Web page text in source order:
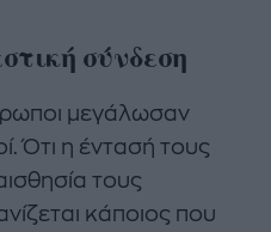
σύνδεση
μεγάλωσαν
Ότι η έντασή τους
τους
κάποιος που